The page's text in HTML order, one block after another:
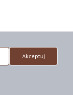
Akceptuj